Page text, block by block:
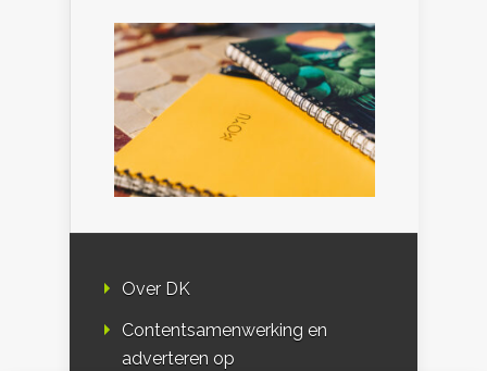
Over DK
Contentsamenwerking en
adverteren op